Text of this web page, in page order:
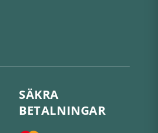
SÄKRA
BETALNINGAR